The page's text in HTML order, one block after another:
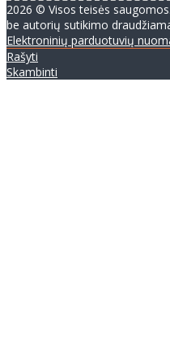
2026 © Visos teisės
be autorių sutikimo
Elektroninių parduotuvių
Rašyti
Skambinti